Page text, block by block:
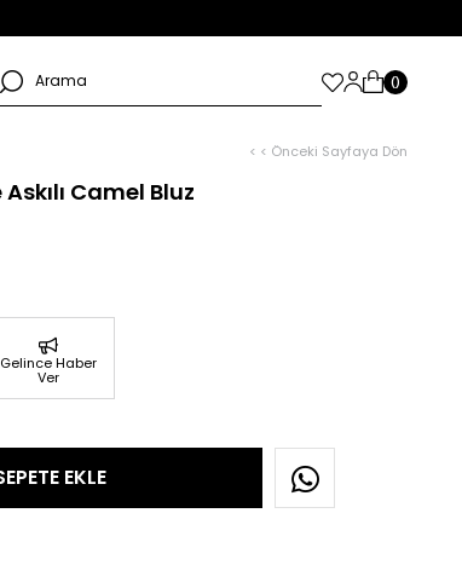
< < Önceki Sayfaya Dön
Camel Bluz
Gelince Haber
Ver